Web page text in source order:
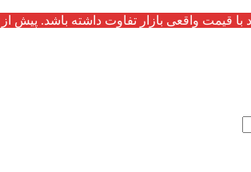
قیمت واقعی بازار تفاوت داشته باشد. پیش